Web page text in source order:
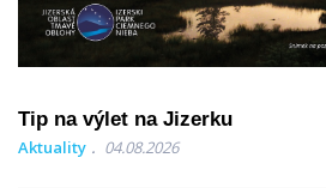
Tip na výlet na Jizerku
Aktuality 04.08.2026